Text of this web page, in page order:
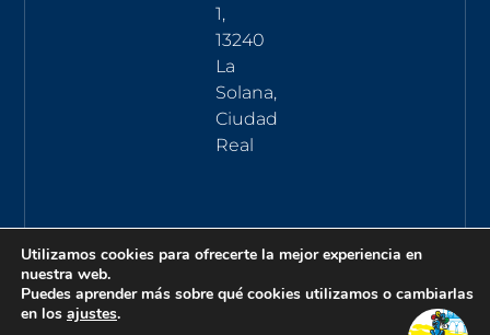
1,
13240
La
Solana,
Ciudad
Real
Utilizamos cookies para ofrecerte la mejor experiencia en
nuestra web.
Puedes aprender más sobre qué cookies utilizamos o cambiarlas
en los ajustes.